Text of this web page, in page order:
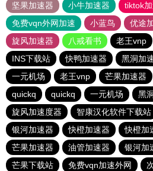
坚果加速器
小牛加速器 tiktok
免费vqn外网加速
小蓝鸟 优途
旋风加速器
八戒看书 老王vnp
INS下载站
快鸭加速器 黑洞加
一元机场
老王vnp 芒果加速器
quickq
quickq 一元机场
黑
旋风加速度器
智康汉化软件下载站
银河加速器
快橙加速器 快橙加
芒果加速器
油管加速器 银河加
芒果下载站
免费vqn加速外网